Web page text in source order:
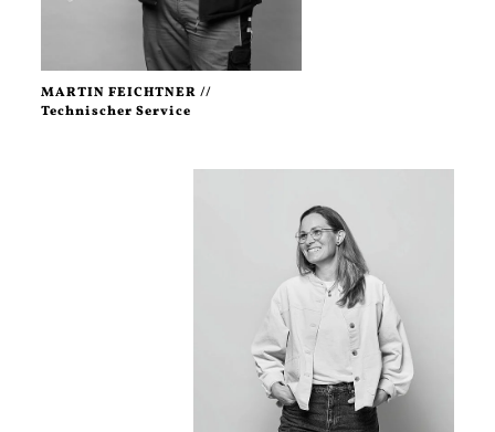
MARTIN FEICHTNER //
Technischer Service